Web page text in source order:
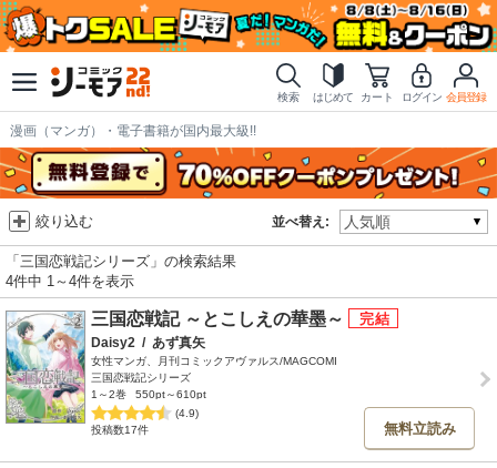
検索 はじめて カート ログイン 会員登録
漫画（マンガ）・電子書籍が国内最大級!!
並べ替え:
絞り込む
「三国恋戦記シリーズ」の検索結果
4件中 1～4件を表示
三国恋戦記 ～とこしえの華墨～
Daisy2 / あず真矢
女性マンガ、月刊コミックアヴァルス/MAGCOMI
三国恋戦記シリーズ
1～2巻
550pt～610pt
(4.9)
投稿数17件
無料立読み